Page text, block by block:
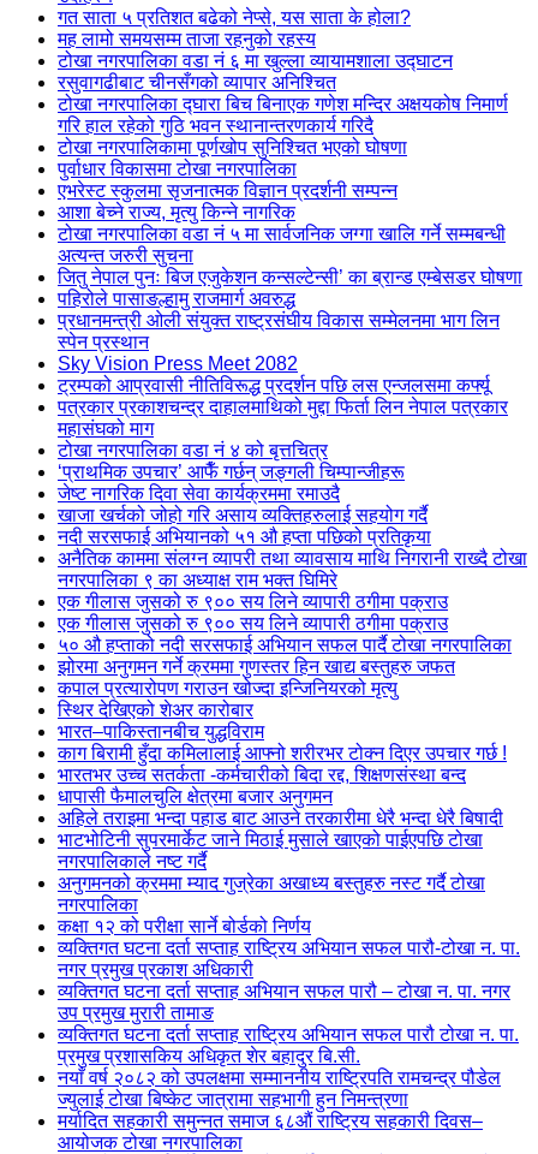
गत साता ५ प्रतिशत बढेको नेप्से, यस साता के होला?
मह लामो समयसम्म ताजा रहनुको रहस्य
टोखा नगरपालिका वडा नं ६ मा खुल्ला व्यायामशाला उद्घाटन
रसुवागढीबाट चीनसँगको व्यापार अनिश्चित
टोखा नगरपालिका द्घारा बिच बिनाएक गणेश मन्दिर अक्षयकोष निमार्ण
गरि हाल रहेको गुठि भवन स्थानान्तरणकार्य गरिदै
टोखा नगरपालिकामा पूर्णखोप सुनिश्चित भएको घोषणा
पुर्वाधार विकासमा टोखा नगरपालिका
एभरेस्ट स्कुलमा सृजनात्मक विज्ञान प्रदर्शनी सम्पन्न
आशा बेच्ने राज्य, मृत्यु किन्ने नागरिक
टोखा नगरपालिका वडा नं ५ मा सार्वजनिक जग्गा खालि गर्ने सम्मबन्धी
अत्यन्त जरुरी सुचना
जितु नेपाल पुनः बिज एजुकेशन कन्सल्टेन्सी’ का ब्रान्ड एम्बेसडर घोषणा
पहिरोले पासाङल्हामु राजमार्ग अवरुद्ध
प्रधानमन्त्री ओली संयुक्त राष्ट्रसंघीय विकास सम्मेलनमा भाग लिन
स्पेन प्रस्थान
Sky Vision Press Meet 2082
ट्रम्पको आप्रवासी नीतिविरूद्ध प्रदर्शन पछि लस एन्जलसमा कर्फ्यू
पत्रकार प्रकाशचन्द्र दाहालमाथिको मुद्दा फिर्ता लिन नेपाल पत्रकार
महासंघको माग
टोखा नगरपालिका वडा नं ४ को बृत्तचित्र
‘प्राथमिक उपचार’ आफैँ गर्छन् जङ्गली चिम्पान्जीहरू
जेष्ट नागरिक दिवा सेवा कार्यक्रममा रमाउदै
खाजा खर्चको जोहो गरि असाय व्यक्तिहरुलाई सहयोग गर्दै
नदी सरसफाई अभियानको ५१ औ हप्ता पछिको प्रतिकृया
अनैतिक काममा संलग्न व्यापरी तथा व्यावसाय माथि निगरानी राख्दै टोखा
नगरपालिका ९ का अध्याक्ष राम भक्त घिमिरे
एक गीलास जुसको रु ९०० सय लिने व्यापारी ठगीमा पक्राउ
एक गीलास जुसको रु ९०० सय लिने व्यापारी ठगीमा पक्राउ
५० औ हप्ताको नदी सरसफाई अभियान सफल पार्दै टोखा नगरपालिका
झोरमा अनुगमन गर्ने क्रममा गुणस्तर हिन खाद्य बस्तुहरु जफत
कपाल प्रत्यारोपण गराउन खोज्दा इन्जिनियरको मृत्यु
स्थिर देखिएको शेअर कारोबार
भारत–पाकिस्तानबीच युद्धविराम
काग बिरामी हुँदा कमिलालाई आफ्नो शरीरभर टोक्न दिएर उपचार गर्छ !
भारतभर उच्च सतर्कता -कर्मचारीको बिदा रद्द, शिक्षणसंस्था बन्द
धापासी फैमालचुलि क्षेत्रमा बजार अनुगमन
अहिले तराइमा भन्दा पहाड बाट आउने तरकारीमा धेरै भन्दा धेरै बिषादी
भाटभोटिनी सुपरमार्केट जाने मिठाई मुसाले खाएको पाईएपछि टोखा
नगरपालिकाले नष्ट गर्दै
अनुगमनको क्रममा म्याद गुज्रेका अखाध्य बस्तुहरु नस्ट गर्दै टोखा
नगरपालिका
कक्षा १२ को परीक्षा सार्ने बोर्डको निर्णय
व्यक्तिगत घटना दर्ता सप्ताह राष्ट्रिय अभियान सफल पारौ-टोखा न. पा.
नगर प्रमुख प्रकाश अधिकारी
व्यक्तिगत घटना दर्ता सप्ताह अभियान सफल पारौ – टोखा न. पा. नगर
उप प्रमुख मुरारी तामाङ
व्यक्तिगत घटना दर्ता सप्ताह राष्ट्रिय अभियान सफल पारौ टोखा न. पा.
प्रमुख प्रशासकिय अधिकृत शेर बहादुर बि.सी.
नयाँ वर्ष २०८२ को उपलक्षमा सम्माननीय राष्ट्रिपति रामचन्द्र पौडेल
ज्युलाई टोखा बिष्केट जात्रामा सहभागी हुन निमन्त्रणा
मर्यादित सहकारी समुन्नत समाज ६८औं राष्ट्रिय सहकारी दिवस–
आयोजक टोखा नगरपालिका